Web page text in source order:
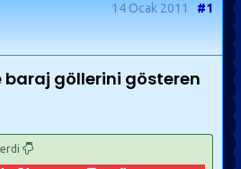
14 Ocak 2011 #1
baraj göllerini gösteren